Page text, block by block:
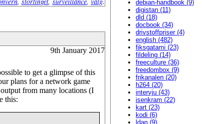
9th January 2017
to get a glimpse of this
plans for a network game
from many locations (I
this:
debian-handbook (9)
digistan (11)
dld (18)
docbook (34)
drivstoffpriser (4)
english (482)
fiksgatami (23)
fildeling (14)
freeculture (36)
freedombox (9)
frikanalen (20)
h264 (20)
intervju (43)
isenkram (22)
kart (23)
kodi (6)
ldap (9)